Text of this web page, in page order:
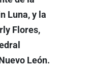
Luna, y la
Flores,
León.